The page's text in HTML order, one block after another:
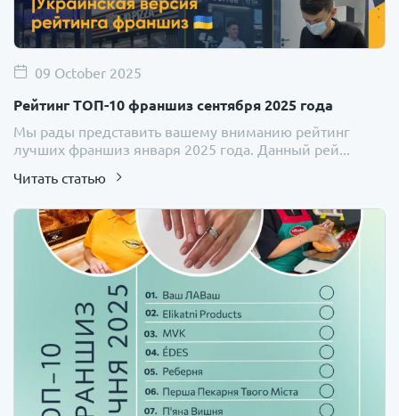
09 October 2025
Рейтинг ТОП-10 франшиз сентября 2025 года
Мы рады представить вашему вниманию рейтинг
лучших франшиз января 2025 года. Данный рей...
Читать статью